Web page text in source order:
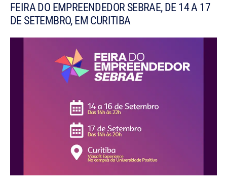
FEIRA DO EMPREENDEDOR SEBRAE, DE 14 A 17
DE SETEMBRO, EM CURITIBA